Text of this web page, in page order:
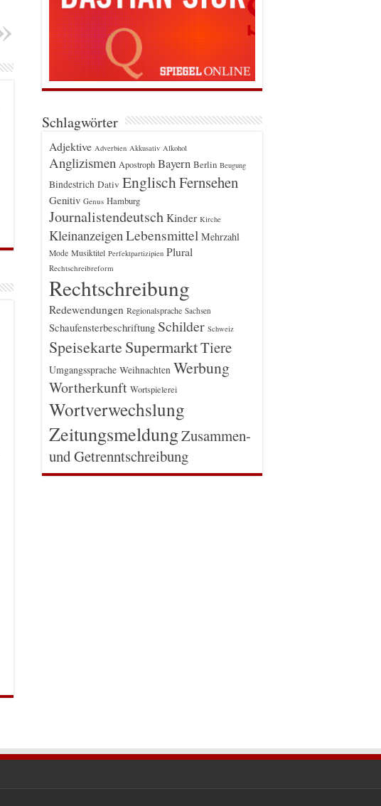
Schlagwörter
Adjektive Adverbien Akkusativ Alkohol
Anglizismen Apostroph Bayern Berlin Beugung
Bindestrich Dativ EnglischFernsehen
Genitiv Genus Hamburg
Journalistendeutsch Kinder Kirche
Kleinanzeigen Lebensmittel Mehrzahl
Mode Musiktitel Perfektpartizipien Plural
Rechtschreibreform
Rechtschreibung
Redewendungen Regionalsprache Sachsen
Schaufensterbeschriftung Schilder Schweiz
Speisekarte SupermarktTiere
Umgangssprache Weihnachten Werbung
Wortherkunft Wortspielerei
Wortverwechslung
ZeitungsmeldungZusammen-
und Getrenntschreibung